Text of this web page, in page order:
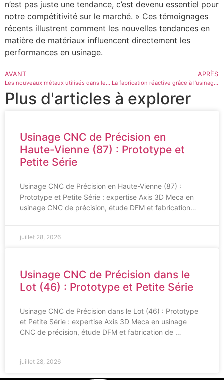
n’est pas juste une tendance, c’est devenu essentiel pour
notre compétitivité sur le marché. » Ces témoignages
récents illustrent comment les nouvelles tendances en
matière de matériaux influencent directement les
performances en usinage.
AVANT
Les nouveaux métaux utilisés dans les processus d’usinage
APRÈS
La fabrication réactive grâce à l’usinage avancé
Plus d'articles à explorer
Usinage CNC de Précision en
Haute-Vienne (87) : Prototype et
Petite Série
Usinage CNC de Précision en Haute-Vienne (87) :
Prototype et Petite Série : expertise Axis 3D Meca en
usinage CNC de précision, étude DFM et fabrication…
juillet 28, 2026
Usinage CNC de Précision dans le
Lot (46) : Prototype et Petite Série
Usinage CNC de Précision dans le Lot (46) : Prototype
et Petite Série : expertise Axis 3D Meca en usinage
CNC de précision, étude DFM et fabrication de …
juillet 28, 2026